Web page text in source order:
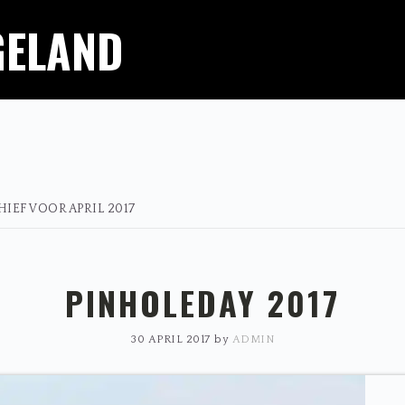
VOOR APRIL 2017
PINHOLEDAY 2017
30 APRIL 2017 by ADMIN